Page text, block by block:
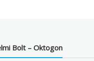
Bolt – Oktogon